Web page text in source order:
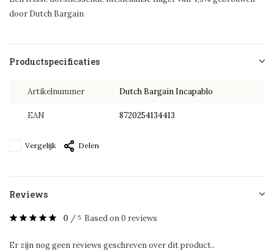
door Dutch Bargain
Productspecificaties
Artikelnummer Dutch Bargain Incapablo
EAN 8720254134413
Vergelijk Delen
Reviews
0 / 5 Based on 0 reviews
Er zijn nog geen reviews geschreven over dit product..